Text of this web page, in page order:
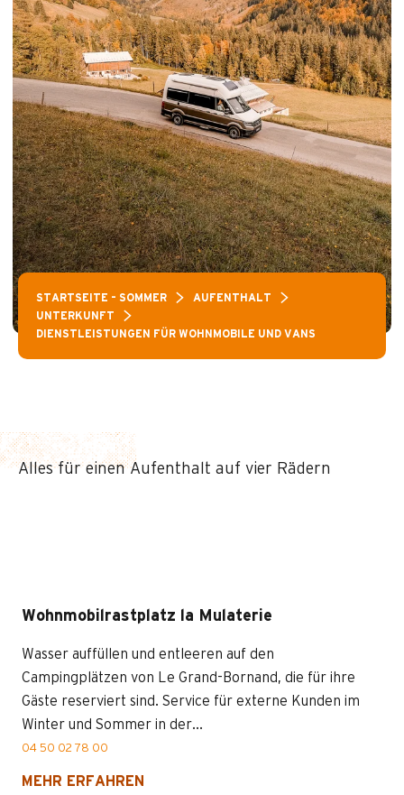
STARTSEITE – SOMMER
AUFENTHALT
UNTERKUNFT
DIENSTLEISTUNGEN FÜR WOHNMOBILE UND VANS
Alles für einen Aufenthalt auf vier Rädern
Wohnmobilrastplatz la Mulaterie
Wasser auffüllen und entleeren auf den
Campingplätzen von Le Grand-Bornand, die für ihre
Gäste reserviert sind. Service für externe Kunden im
Winter und Sommer in der...
04 50 02 78 00
MEHR ERFAHREN